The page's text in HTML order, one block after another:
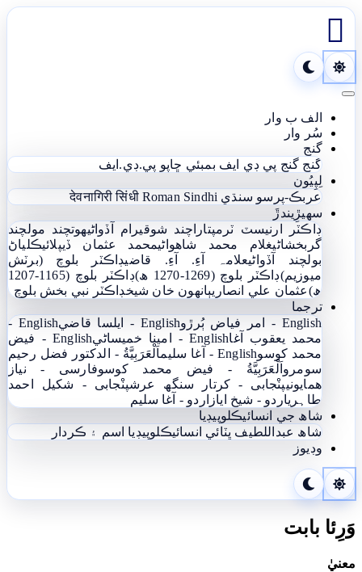

Toggle navigation
الف ب وار
سُر وار
گنج
گنج گنج پي ڊي ايف بمبئي ڇاپو پي.ڊي.ايف
لِپِيُون
عربڪ-پرسو سنڌي
देवनागिरी सिंधी Roman Sindhi
سھيڙِيندڙَ
ڊاڪٽر ارنيسٽ ٽرمپتاراچند شوقيرام آڏواڻيھوتچند مولچند
گربخشاڻيغلام محمد شاھواڻيمحمد عثمان ڏيپلائيڪلياڻ
بولچند آڏواڻيعلامہ آءِ. آءِ. قاضيڊاڪٽر بلوچ (برٽش
ميوزيم)ڊاڪٽر بلوچ (1269-1270 ھ)
ڊاڪٽر بلوچ (1165-1207
ھ)عثمان علي انصاريٻانهون خان شيخڊاڪٽر نبي بخش بلوچ
ترجما
English - امر فياض ٻُرڙو
English - ايلسا قاضي
English -
محمد يعقوب آغاEnglish - امينا خميساڻي
English - فيض
محمد کوسوEnglish - آغا سليم
اَلْعَرَبِيَّةُ - الدکتور فضل رحیم
سومرو اَلْعَرَبِيَّةُ - فيض محمد کوسوفارسی - نياز
ھمايونيپنْجابی - کرتار سنگھ عرشپنْجابی - شکیل احمد
طاہریاردو - شيخ اياز اردو - آغا سليم
شاھ جي انسائيڪلوپيڊيا
شاھ عبداللطيف ڀٽائي انسائيڪلوپيڊيا اسم ۽ ڪردار
وڊيوز
وَرِئا بابت
معنيٰ